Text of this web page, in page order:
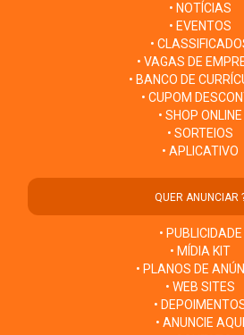
• NOTÍCIAS
• EVENTOS
•
• VAGAS DE
• BANCO DE
• CUPOM
• SHOP ONLINE
• SORTEIOS
• APLICATIVO
QUER ANUNCIAR
• PUBLICIDADE
• MÍDIA KIT
• PLANOS DE
• WEB SITES
•
• ANUNCIE AQUI